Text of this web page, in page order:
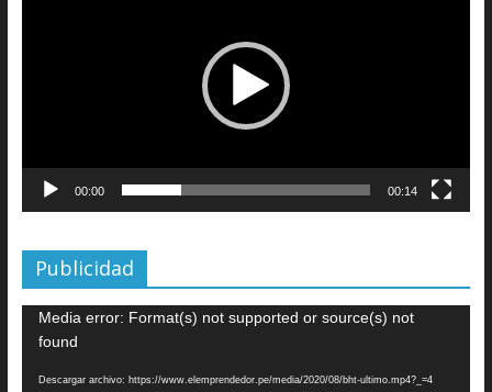
00:00 00:14
Publicidad
Reproductor
Media error: Format(s) not supported or source(s) not
found
Descargar archivo: https://www.elemprendedor.pe/media/2020/08/bht-ultimo.mp4?_=4